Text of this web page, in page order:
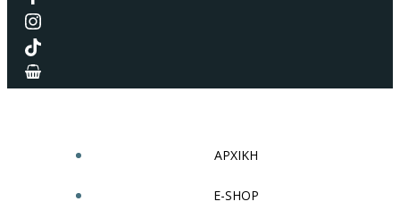
ΑΡΧΙΚΗ
E-SHOP